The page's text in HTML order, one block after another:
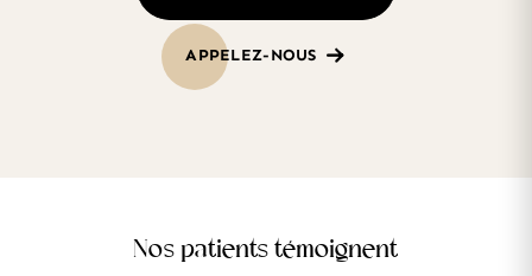
APPELEZ-NOUS
Nos patients témoignent